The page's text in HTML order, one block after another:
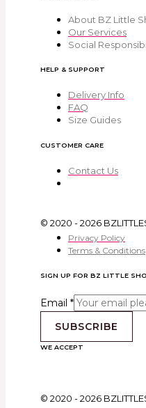
About BZ Little
Our Services
Social
HELP & SUPPORT
Delivery Info
FAQ
Size Guides
CUSTOMER CARE
Contact Us
© 2020 - 2026
Privacy Policy
Terms & Conditions
SIGN UP FOR BZ LITTLE
Email *
SUBSCRIBE
WE ACCEPT
© 2020 - 2026